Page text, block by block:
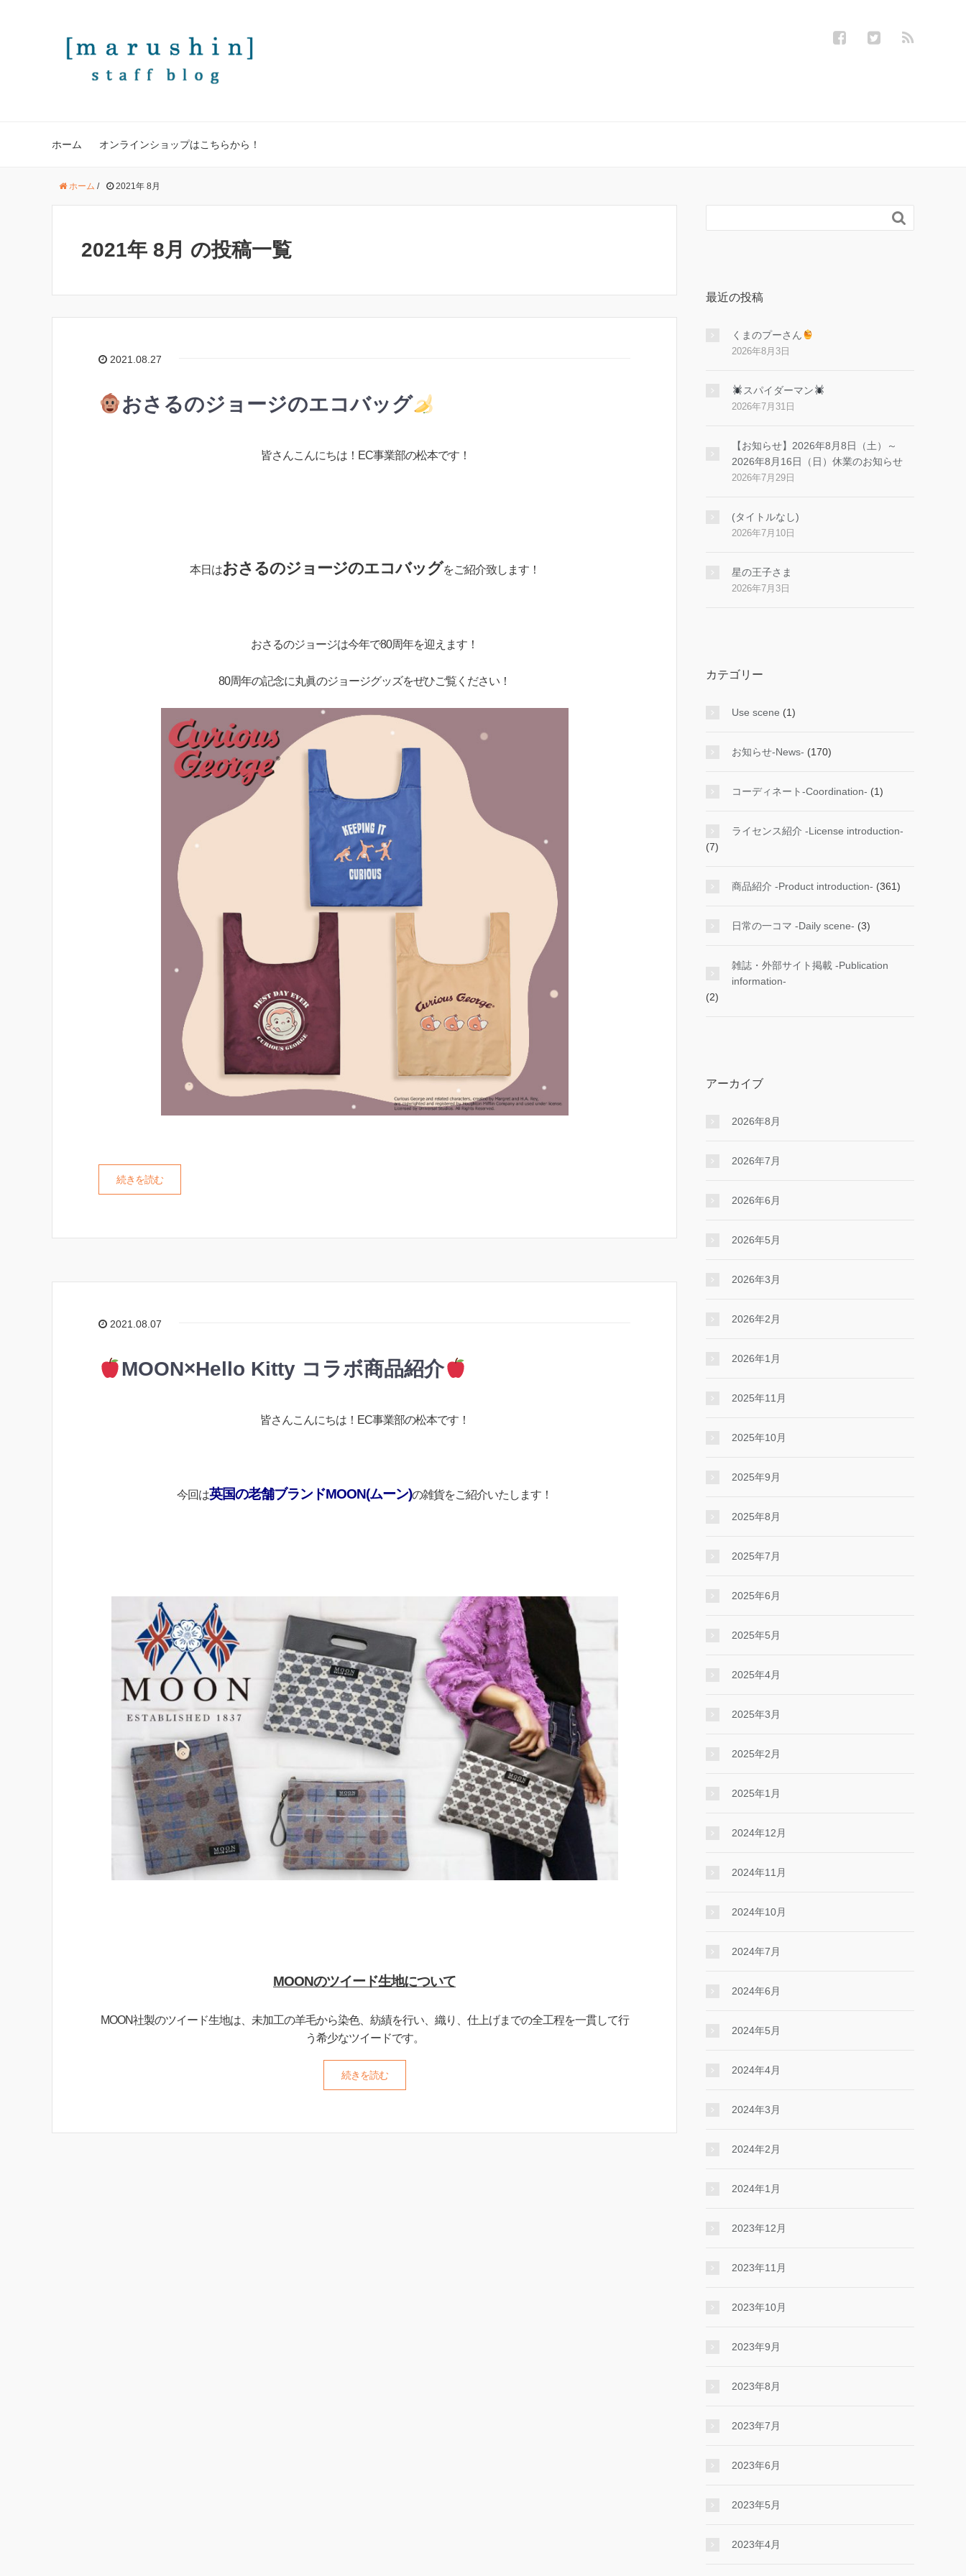
ホーム オンラインショップはこちらから！
ホーム / 2021年 8月
2021年 8月 の投稿一覧
2021.08.27
おさるのジョージのエコバッグ
皆さんこんにちは！EC事業部の松本です！
本日はおさるのジョージのエコバッグをご紹介致します！
おさるのジョージは今年で80周年を迎えます！
80周年の記念に丸眞のジョージグッズをぜひご覧ください！
続きを読む
2021.08.07
MOON×Hello Kitty コラボ商品紹介
皆さんこんにちは！EC事業部の松本です！
今回は英国の老舗ブランドMOON(ムーン)の雑貨をご紹介いたします！
MOONのツイード生地について
MOON社製のツイード生地は、未加工の羊毛から染色、紡績を行い、織り、仕上げまでの全工程を一貫して行
う希少なツイードです。
続きを読む

最近の投稿
くまのプーさん
2026年8月3日
スパイダーマン
2026年7月31日
【お知らせ】2026年8月8日（土）～
2026年8月16日（日）休業のお知らせ
2026年7月29日
(タイトルなし)
2026年7月10日
星の王子さま
2026年7月3日
カテゴリー
Use scene (1)
お知らせ-News- (170)
コーディネート-Coordination- (1)
ライセンス紹介 -License introduction-
(7)
商品紹介 -Product introduction- (361)
日常の一コマ -Daily scene- (3)
雑誌・外部サイト掲載 -Publication
information-
(2)
アーカイブ
2026年8月
2026年7月
2026年6月
2026年5月
2026年3月
2026年2月
2026年1月
2025年11月
2025年10月
2025年9月
2025年8月
2025年7月
2025年6月
2025年5月
2025年4月
2025年3月
2025年2月
2025年1月
2024年12月
2024年11月
2024年10月
2024年7月
2024年6月
2024年5月
2024年4月
2024年3月
2024年2月
2024年1月
2023年12月
2023年11月
2023年10月
2023年9月
2023年8月
2023年7月
2023年6月
2023年5月
2023年4月